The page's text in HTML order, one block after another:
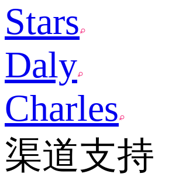
Stars
Daly
Charles
渠道支持